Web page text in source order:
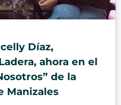
Díaz,
ahora en el
de la
Manizales